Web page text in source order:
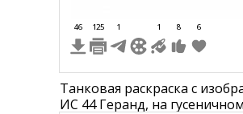
46 125 1 1 8 6
Танковая раскраска с
ИС 44 Геранд, на